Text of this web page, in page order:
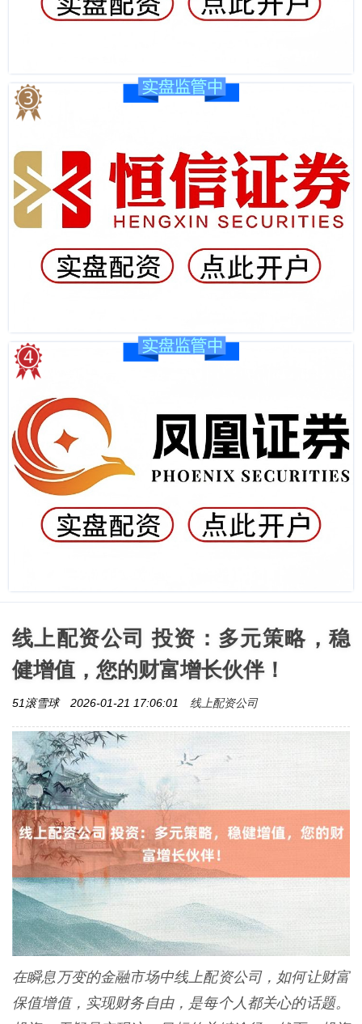
线上配资公司 投资：多元策略，稳
健增值，您的财富增长伙伴！
51滚雪球 2026-01-21 17:06:01 线上配资公司
在瞬息万变的金融市场中线上配资公司，如何让财富
保值增值，实现财务自由，是每个人都关心的话题。